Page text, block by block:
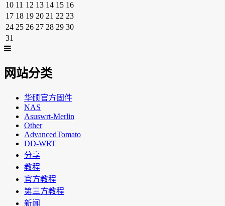
10 11 12 13 14 15 16
17 18 19 20 21 22 23
24 25 26 27 28 29 30
31
网站分类
华硕官方固件
NAS
Asuswrt-Merlin
Other
AdvancedTomato
DD-WRT
分享
教程
官方教程
第三方教程
新闻